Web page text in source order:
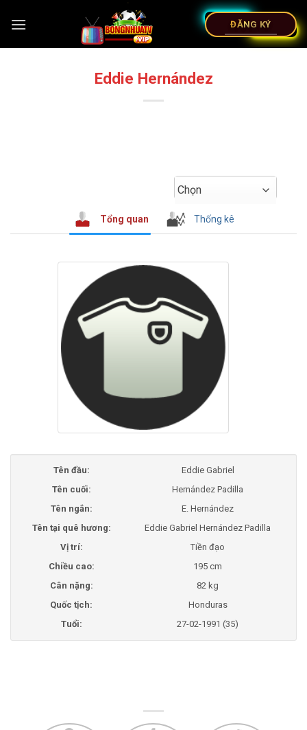
ĐĂNG KÝ
Eddie Hernández
Chọn
Tổng quan Thống kê
Tên đầu:
Eddie Gabriel
Tên cuối:
Hernández Padilla
Tên ngắn:
E. Hernández
Tên tại quê hương:
Eddie Gabriel Hernández Padilla
Vị trí:
Tiền đạo
Chiều cao:
195 cm
Cân nặng:
82 kg
Quốc tịch:
Honduras
Tuổi:
27-02-1991 (35)